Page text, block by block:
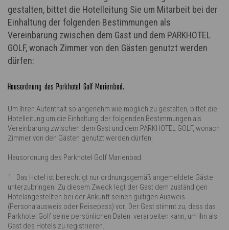
gestalten, bittet die Hotelleitung Sie um Mitarbeit bei der
Einhaltung der folgenden Bestimmungen als
Vereinbarung zwischen dem Gast und dem PARKHOTEL
GOLF, wonach Zimmer von den Gästen genutzt werden
dürfen:
Hausordnung des Parkhotel Golf Marienbad.
Um Ihren Aufenthalt so angenehm wie möglich zu gestalten, bittet die
Hotelleitung um die Einhaltung der folgenden Bestimmungen als
Vereinbarung zwischen dem Gast und dem PARKHOTEL GOLF, wonach
Zimmer von den Gästen genutzt werden dürfen:
Hausordnung des Parkhotel Golf Marienbad.
1. Das Hotel ist berechtigt nur ordnungsgemäß angemeldete Gäste
unterzubringen. Zu diesem Zweck legt der Gast dem zuständigen
Hotelangestellten bei der Ankunft seinen gültigen Ausweis
(Personalausweis oder Reisepass) vor. Der Gast stimmt zu, dass das
Parkhotel Golf seine persönlichen Daten verarbeiten kann, um ihn als
Gast des Hotels zu registrieren.